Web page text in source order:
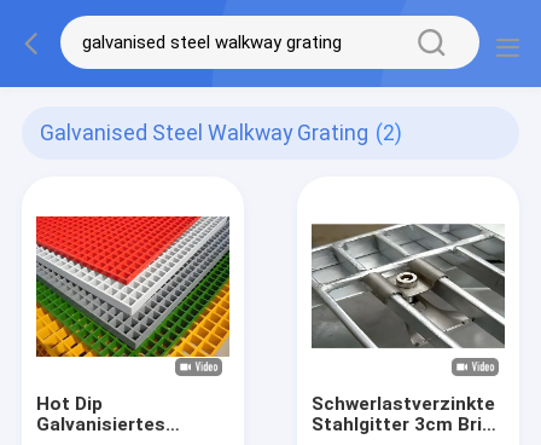
Galvanised Steel Walkway Grating (2)
Hot Dip
Galvanisiertes
Schwerlastverzinkte
Stahlgitter 3cm Brico